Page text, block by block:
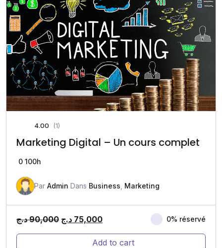
4.00 (1)
Marketing Digital – Un cours complet
0 100h
Par Admin Dans Business Marketing
90,000 د.ج 75,000 د.ج 0% réservé
Add to cart